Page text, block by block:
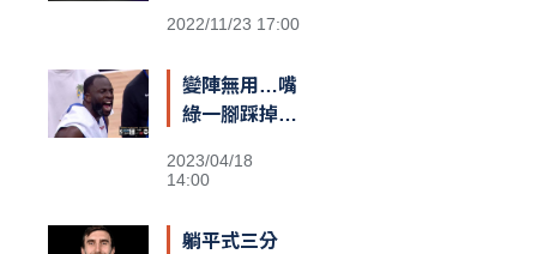
仇恨！我擁有
隊友，台灣給
我一對翅膀」
2022/11/23 17:00
變陣無用…嘴
綠一腳踩掉勇
2023/04/18
14:00
躺平式三分